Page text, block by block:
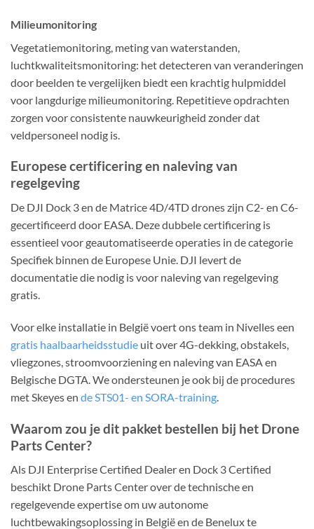
Milieumonitoring
Vegetatiemonitoring, meting van waterstanden,
luchtkwaliteitsmonitoring: het detecteren van veranderingen
door beelden te vergelijken biedt een krachtig hulpmiddel
voor langdurige milieumonitoring. Repetitieve opdrachten
zorgen voor consistente nauwkeurigheid zonder dat
veldpersoneel nodig is.
Europese certificering en naleving van
regelgeving
De DJI Dock 3 en de Matrice 4D/4TD drones zijn C2- en C6-
gecertificeerd door EASA. Deze dubbele certificering is
essentieel voor geautomatiseerde operaties in de categorie
Specifiek binnen de Europese Unie. DJI levert de
documentatie die nodig is voor naleving van regelgeving
gratis.
Voor elke installatie in België voert ons team in Nivelles een
gratis haalbaarheidsstudie uit over 4G-dekking, obstakels,
vliegzones, stroomvoorziening en naleving van EASA en
Belgische DGTA. We ondersteunen je ook bij de procedures
met Skeyes en de STS01- en SORA-training.
Waarom zou je dit pakket bestellen bij het Drone
Parts Center?
Als DJI Enterprise Certified Dealer en Dock 3 Certified
beschikt Drone Parts Center over de technische en
regelgevende expertise om uw autonome
luchtbewakingsoplossing in België en de Benelux te